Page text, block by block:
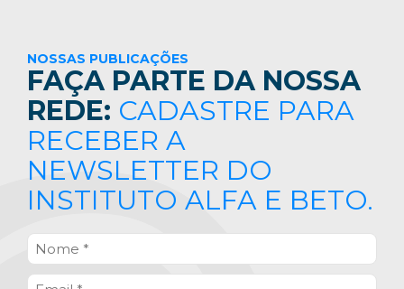
NOSSAS PUBLICAÇÕES
FAÇA PARTE DA NOSSA
REDE: CADASTRE PARA
RECEBER A
NEWSLETTER DO
INSTITUTO ALFA E BETO.